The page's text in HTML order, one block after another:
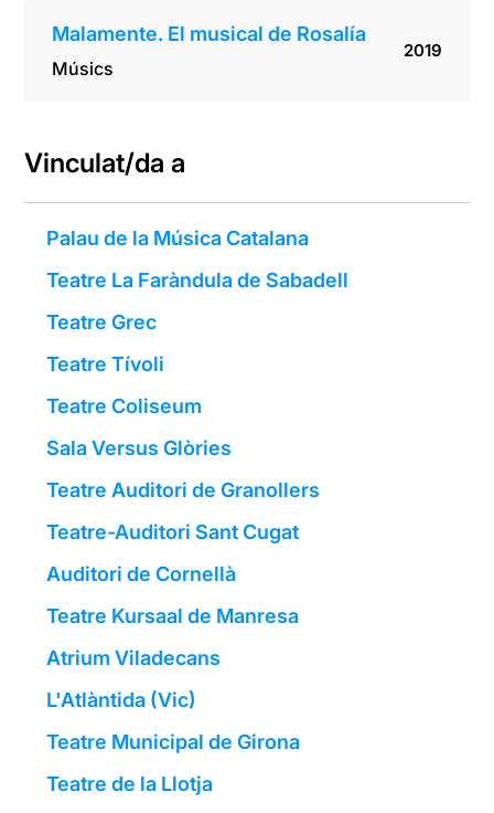
Malamente. El musical de Rosalía
Músics
2019
Vinculat/da a
Palau de la Música Catalana
Teatre La Faràndula de Sabadell
Teatre Grec
Teatre Tívoli
Teatre Coliseum
Sala Versus Glòries
Teatre Auditori de Granollers
Teatre-Auditori Sant Cugat
Auditori de Cornellà
Teatre Kursaal de Manresa
Atrium Viladecans
L'Atlàntida (Vic)
Teatre Municipal de Girona
Teatre de la Llotja